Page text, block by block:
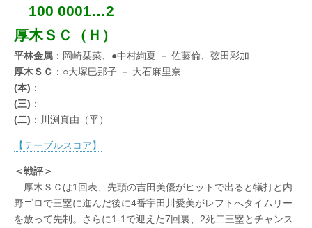
100 0001…2
厚木ＳＣ（Ｈ）
平林金属 ：岡崎栞菜、●中村絢夏 － 佐藤倫、弦田彩加
厚木ＳＣ ：○大塚巳那子 － 大石麻里奈
(本) ：
(三) ：
(二) ：川渕真由（平）
【テーブルスコア】
＜戦評＞
厚木ＳＣは1回表、先頭の吉田美優がヒットで出ると犠打と内
野ゴロで三塁に進んだ後に4番宇田川愛美がレフトへタイムリー
を放って先制。さらに1-1で迎えた7回裏、2死二三塁とチャンス